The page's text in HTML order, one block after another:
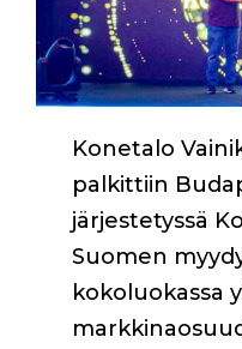
Konetalo
palkittiin
järjestetyssä
Suomen
kokoluokassa